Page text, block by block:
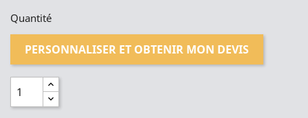
Quantité
PERSONNALISER ET OBTENIR MON DEVIS